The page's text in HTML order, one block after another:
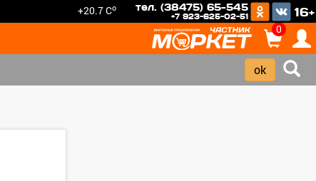
+20.7 Co тел. (38475) 65-545
+7 923-625-02-51 16+
0